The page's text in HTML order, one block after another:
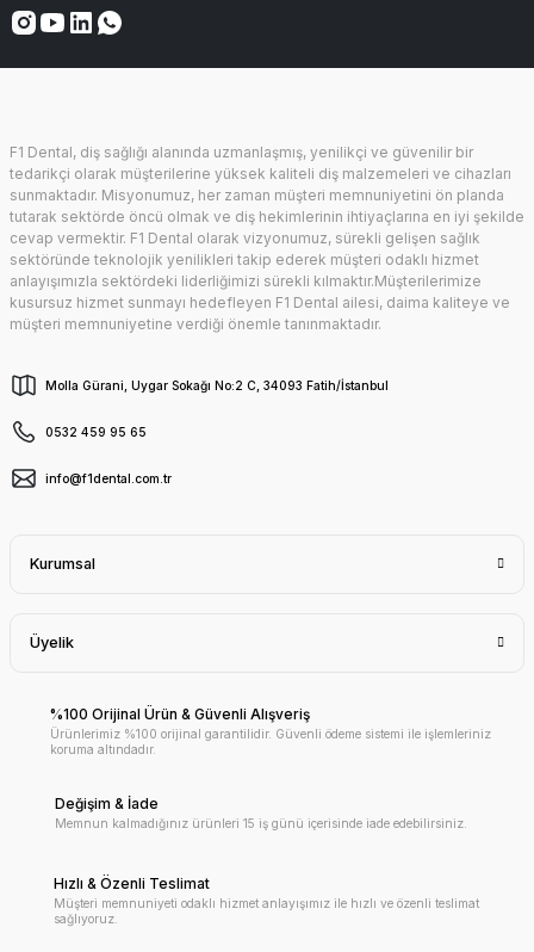
F1 Dental, diş sağlığı alanında uzmanlaşmış, yenilikçi ve güvenilir bir
tedarikçi olarak müşterilerine yüksek kaliteli diş malzemeleri ve cihazları
sunmaktadır. Misyonumuz, her zaman müşteri memnuniyetini ön planda
tutarak sektörde öncü olmak ve diş hekimlerinin ihtiyaçlarına en iyi şekilde
cevap vermektir. F1 Dental olarak vizyonumuz, sürekli gelişen sağlık
sektöründe teknolojik yenilikleri takip ederek müşteri odaklı hizmet
anlayışımızla sektördeki liderliğimizi sürekli kılmaktır.Müşterilerimize
kusursuz hizmet sunmayı hedefleyen F1 Dental ailesi, daima kaliteye ve
müşteri memnuniyetine verdiği önemle tanınmaktadır.
Molla Gürani, Uygar Sokağı No:2 C, 34093 Fatih/İstanbul
0532 459 95 65
info@f1dental.com.tr
Kurumsal
Üyelik
%100 Orijinal Ürün & Güvenli Alışveriş
Ürünlerimiz %100 orijinal garantilidir. Güvenli ödeme sistemi ile işlemleriniz
koruma altındadır.
Değişim & İade
Memnun kalmadığınız ürünleri 15 iş günü içerisinde iade edebilirsiniz.
Hızlı & Özenli Teslimat
Müşteri memnuniyeti odaklı hizmet anlayışımız ile hızlı ve özenli teslimat
sağlıyoruz.